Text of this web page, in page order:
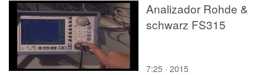
Analizador Rohde &
schwarz FS315
7:25 · 2015